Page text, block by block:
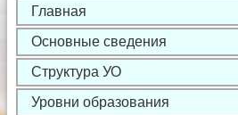
Главная
Основные сведения
Структура УО
Уровни образования